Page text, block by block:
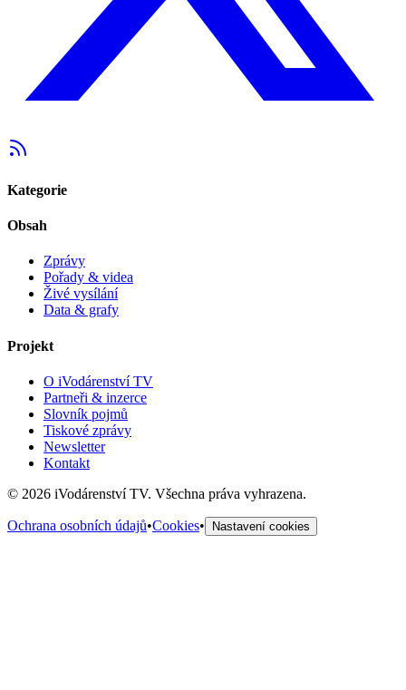
Kategorie
Obsah
Zprávy
Pořady & videa
Živé vysílání
Data & grafy
Projekt
O iVodárenství TV
Partneři & inzerce
Slovník pojmů
Tiskové zprávy
Newsletter
Kontakt
© 2026 iVodárenství TV. Všechna práva vyhrazena.
Ochrana osobních údajů•Cookies• Nastavení cookies